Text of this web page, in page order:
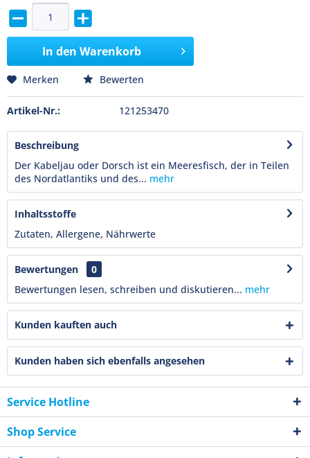
In den Warenkorb
Merken Bewerten
Artikel-Nr.: 121253470
Beschreibung
Der Kabeljau oder Dorsch ist ein Meeresfisch, der in Teilen
des Nordatlantiks und des... mehr
Inhaltsstoffe
Zutaten, Allergene, Nährwerte
Bewertungen
0
Bewertungen lesen, schreiben und diskutieren... mehr
Kunden kauften auch
Kunden haben sich ebenfalls angesehen
Service Hotline
Shop Service